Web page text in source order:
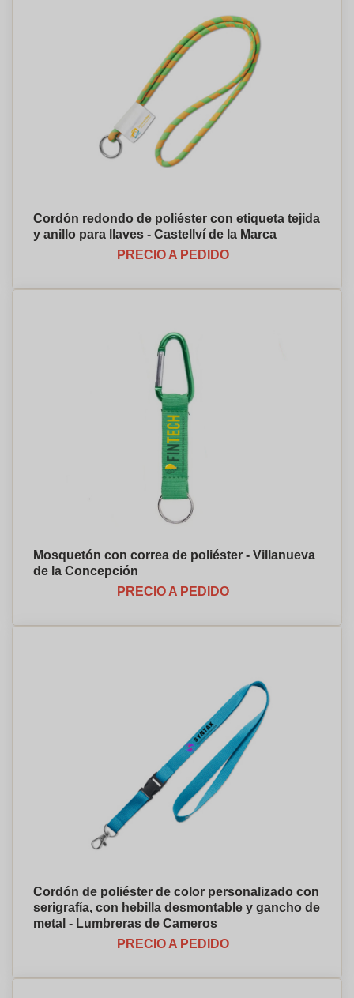
Cordón redondo de poliéster con etiqueta tejida
y anillo para llaves - Castellví de la Marca
PRECIO A PEDIDO
Mosquetón con correa de poliéster - Villanueva
de la Concepción
PRECIO A PEDIDO
Cordón de poliéster de color personalizado con
serigrafía, con hebilla desmontable y gancho de
metal - Lumbreras de Cameros
PRECIO A PEDIDO